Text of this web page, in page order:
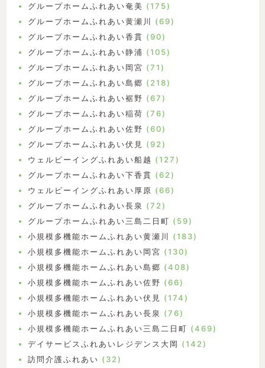
グループホームふれあい奄美 (175)
グループホームふれあい黄瀬川
(69)
グループホームふれあい香貫 (90)
グループホームふれあい静浦 (105)
グループホームふれあい岡宮 (71)
グループホームふれあい島郷 (218)
グループホームふれあい裾野 (67)
グループホームふれあい稲荷 (76)
グループホームふれあい佐野 (60)
グループホームふれあい伏見
(92)
ウェルビーイングふれあい船越 (127)
グループホームふれあい下香貫 (62)
ウェルビーイングふれあい厚原 (66)
グループホームふれあい長泉 (72)
グループホームふれあい三島二日町 (59)
小規模多機能ホームふれあい黄瀬川
(183)
小規模多機能ホームふれあい岡宮 (130)
小規模多機能ホームふれあい島郷 (408)
小規模多機能ホームふれあい佐野 (66)
小規模多機能ホームふれあい伏見
(174)
小規模多機能ホームふれあい長泉 (76)
小規模多機能ホームふれあい三島二日町 (469)
デイサービスふれあいレジデンス大岡 (142)
訪問介護ふれあい (32)